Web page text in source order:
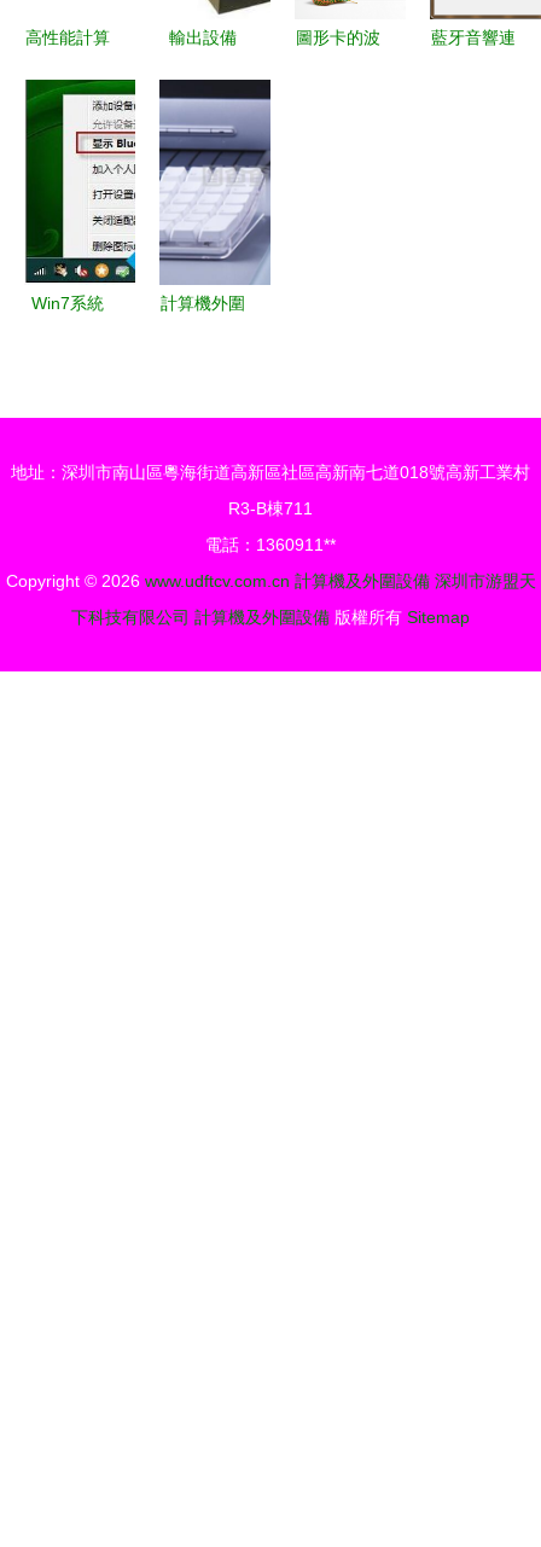
比
高性能計算
備 應對高
溫環境的可
輸出設備
界與人類的
橋梁
圖形卡的波
藍牙音響連
Win7系統
全面解決方
計算機外圍
地址：深圳市南山區粵海街道高新區社區高新南七道018號高新工業村
R3-B棟711
電話：1360911**
Copyright © 2026 www.udftcv.com.cn 計算機及外圍設備 深圳市游盟天
下科技有限公司 計算機及外圍設備 版權所有 Sitemap